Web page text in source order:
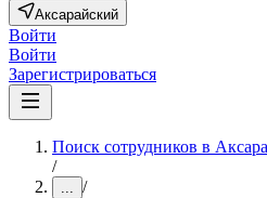
Аксарайский
Войти
Войти
Зарегистрироваться
Поиск сотрудников в
/
... /